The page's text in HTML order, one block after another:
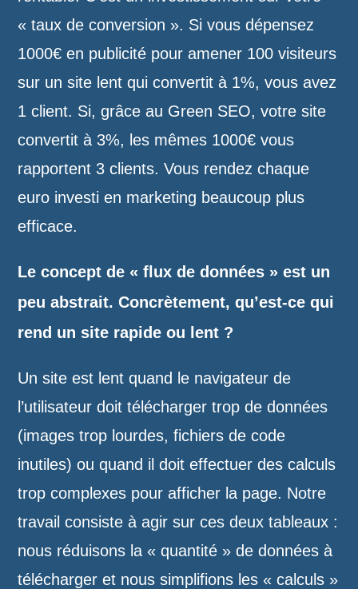
« taux de conversion ». Si vous dépensez
1000€ en publicité pour amener 100 visiteurs
sur un site lent qui convertit à 1%, vous avez
1 client. Si, grâce au Green SEO, votre site
convertit à 3%, les mêmes 1000€ vous
rapportent 3 clients. Vous rendez chaque
euro investi en marketing beaucoup plus
efficace.
Le concept de « flux de données » est un
peu abstrait. Concrètement, qu’est-ce qui
rend un site rapide ou lent ?
Un site est lent quand le navigateur de
l’utilisateur doit télécharger trop de données
(images trop lourdes, fichiers de code
inutiles) ou quand il doit effectuer des calculs
trop complexes pour afficher la page. Notre
travail consiste à agir sur ces deux tableaux :
nous réduisons la « quantité » de données à
télécharger et nous simplifions les « calculs »